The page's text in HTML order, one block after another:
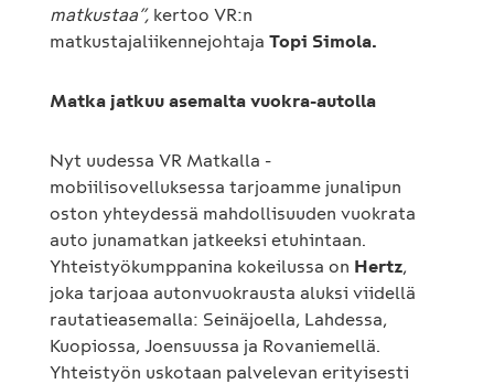
matkustaa”, kertoo VR:n
matkustajaliikennejohtaja Topi Simola.
Matka jatkuu asemalta vuokra-autolla
Nyt uudessa VR Matkalla -
mobiilisovelluksessa tarjoamme junalipun
oston yhteydessä mahdollisuuden vuokrata
auto junamatkan jatkeeksi etuhintaan.
Yhteistyökumppanina kokeilussa on Hertz,
joka tarjoaa autonvuokrausta aluksi viidellä
rautatieasemalla: Seinäjoella, Lahdessa,
Kuopiossa, Joensuussa ja Rovaniemellä.
Yhteistyön uskotaan palvelevan erityisesti